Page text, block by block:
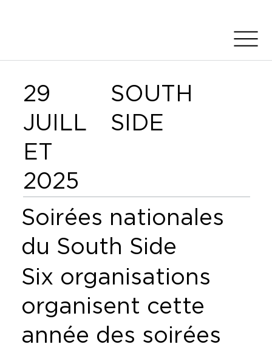
29
JUILL
ET
2025
SOUTH
SIDE
Soirées nationales
du South Side
Six organisations
organisent cette
année des soirées